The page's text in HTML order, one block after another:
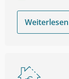
Weiterlesen